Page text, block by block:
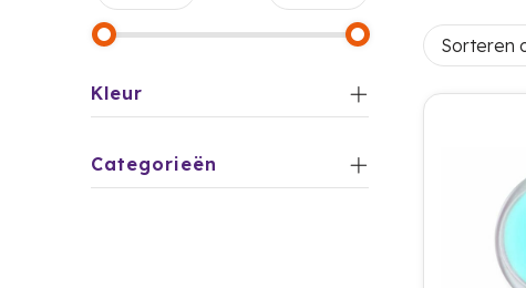
Kleur
Categorieën